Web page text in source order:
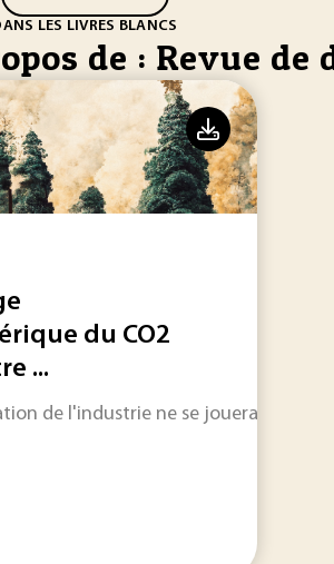
LES LIVRES BLANCS
de : Revue de
d'amélioration continue
du CO2
...
de l'industrie ne se jouera pas